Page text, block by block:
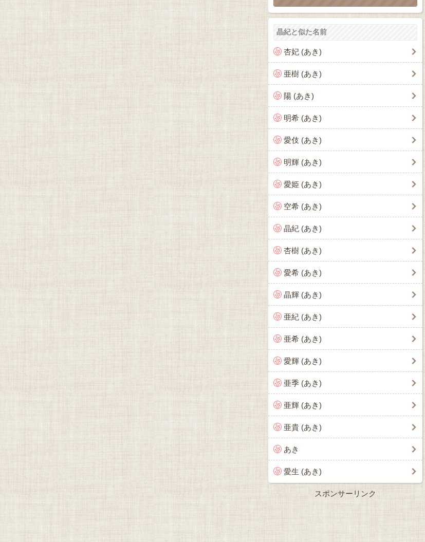
晶紀と似た名前
杏妃 (あき)
亜樹 (あき)
陽 (あき)
明希 (あき)
愛伎 (あき)
明輝 (あき)
愛姫 (あき)
空希 (あき)
晶紀 (あき)
杏樹 (あき)
愛希 (あき)
晶輝 (あき)
亜紀 (あき)
亜希 (あき)
愛輝 (あき)
亜季 (あき)
亜輝 (あき)
亜貴 (あき)
あき
愛生 (あき)
スポンサーリンク